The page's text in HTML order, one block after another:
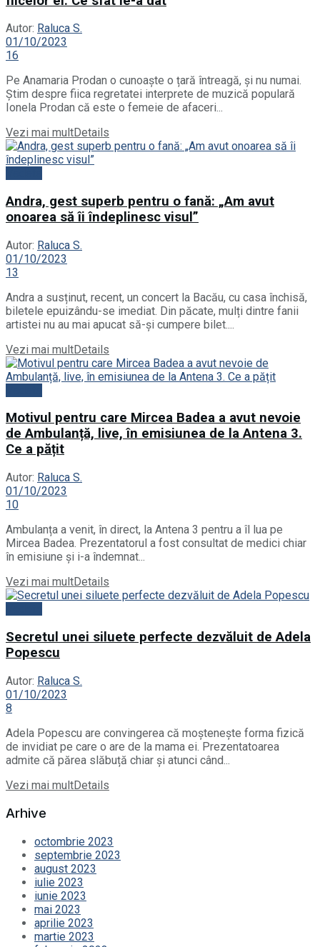
Autor: Raluca S.
01/10/2023
16
Pe Anamaria Prodan o cunoaște o țară întreagă, și nu numai.
Știm despre fiica regretatei interprete de muzică populară
Ionela Prodan că este o femeie de afaceri...
Vezi mai multDetails
Andra, gest superb pentru o fană: „Am avut
onoarea să îi îndeplinesc visul”
Autor: Raluca S.
01/10/2023
13
Andra a susținut, recent, un concert la Bacău, cu casa închisă,
biletele epuizându-se imediat. Din păcate, mulți dintre fanii
artistei nu au mai apucat să-și cumpere bilet....
Vezi mai multDetails
Motivul pentru care Mircea Badea a avut nevoie
de Ambulanță, live, în emisiunea de la Antena 3.
Ce a pățit
Autor: Raluca S.
01/10/2023
10
Ambulanța a venit, în direct, la Antena 3 pentru a îl lua pe
Mircea Badea. Prezentatorul a fost consultat de medici chiar
în emisiune și i-a îndemnat...
Vezi mai multDetails
Secretul unei siluete perfecte dezvăluit de Adela
Popescu
Autor: Raluca S.
01/10/2023
8
Adela Popescu are convingerea că moștenește forma fizică
de invidiat pe care o are de la mama ei. Prezentatoarea
admite că părea slăbuță chiar și atunci când...
Vezi mai multDetails
Arhive
octombrie 2023
septembrie 2023
august 2023
iulie 2023
iunie 2023
mai 2023
aprilie 2023
martie 2023